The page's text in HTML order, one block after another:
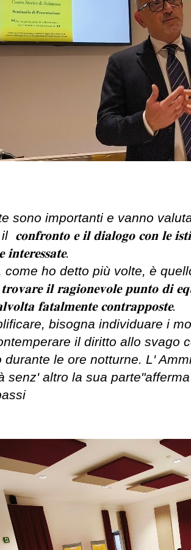
sono importanti e vanno
𝐞 𝐢𝐥 𝐝𝐢𝐚𝐥𝐨𝐠𝐨 𝐜𝐨𝐧 𝐥𝐞
𝐢𝐧𝐭𝐞𝐫𝐞𝐬𝐬𝐚𝐭𝐞.
come ho detto più volte, è
𝐭𝐫𝐨𝐯𝐚𝐫𝐞 𝐢𝐥 𝐫𝐚𝐠𝐢𝐨𝐧𝐞𝐯𝐨𝐥𝐞 𝐩𝐮𝐧𝐭𝐨 𝐝𝐢
𝐟𝐚𝐭𝐚𝐥𝐦𝐞𝐧𝐭𝐞 𝐜𝐨𝐧𝐭𝐫𝐚𝐩𝐩𝐨𝐬𝐭𝐞.
bisogna individuare i
il diritto allo svago
durante le ore notturne. L'
senz' altro la sua